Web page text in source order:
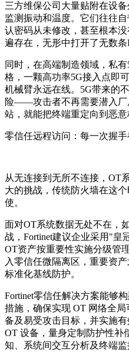
三方维保公司大量贴附在设
监测振动和温度。它们往往
认密码从未修改，甚至根本
遍存在，无形中打开了无数条
同时，在高端制造领域，私
格，一颗高功率5G接入点即
机械臂永远在线。5G带来的
险——攻击者不再需要潜入厂
站，就能把终端重定向到恶意
零信任远程访问：每一次握
从无连接到无所不连接，OT
大的挑战，传统防火墙在这
使。
面对OT系统数据无处不在，
战，Fortinet建议企业采用"皇
OT资产按重要性实施分级管
入零信任微隔离区，重要资
标准化基线防护。
Fortinet零信任解决方案能够
措施，确保实现 OT 网络全
备及易受攻击目标，并实施
OT 设备，量身定制防护性补
知、系统间交互分析及终端